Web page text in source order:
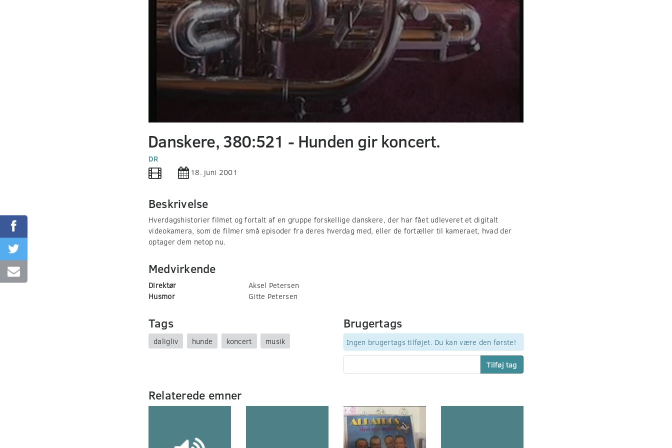
0
seconds
90%
Danskere, 380:521 - Hunden gir koncert.
DR
18. juni 2001
Beskrivelse
Hverdagshistorier filmet og fortalt af en gruppe forskellige danskere, der har fået udleveret et digitalt
videokamera, som de filmer små episoder fra deres hverdag med, eller de fortæller til kameraet, hvad der
optager dem netop nu.
Medvirkende
Direktør
Aksel Petersen
Husmor
Gitte Petersen
Tags
daligliv hunde koncert musik
Brugertags
Ingen brugertags tilføjet. Du kan være den første!
Tilføj tag
Relaterede emner